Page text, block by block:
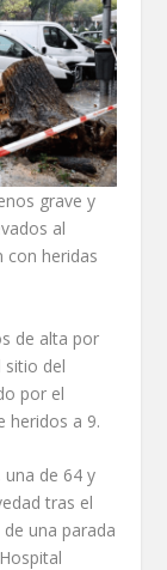
grave y
al
con heridas
de alta por
sitio del
por el
heridos a 9.
de 64 y
tras el
una parada